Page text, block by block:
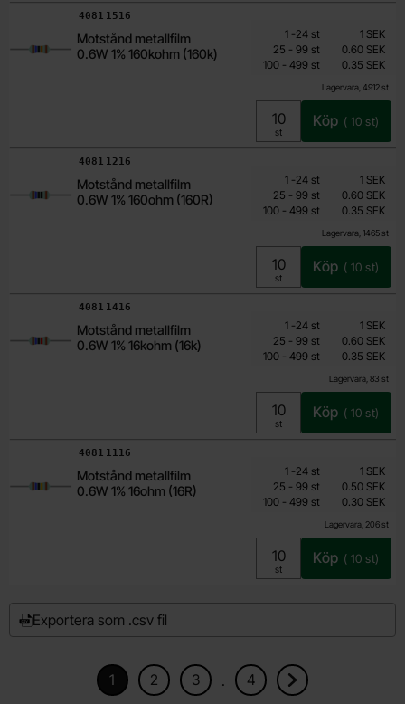
Motstånd metallfilm
0.6W 1% 160kohm (160k)
Art. nr
4081 1516
Lagervara, 4912 st
Från
0.15 SEK
Inklusive 25% moms
Enhet:
st
Köp ( 10 st)
Mängdrabatt
Pris /st
1 -till
24 st
1 SEK
25 - till
99 st
0.60 SEK
100 - till
499 st 0.35 SEK
Motstånd metallfilm
0.6W 1% 160ohm (160R)
Art. nr
4081 1216
Lagervara, 1465 st
Från
0.15 SEK
Inklusive 25% moms
Enhet:
st
Köp ( 10 st)
Mängdrabatt
Pris /st
1 -till
24 st
1 SEK
25 - till
99 st
0.60 SEK
100 - till
499 st 0.35 SEK
Motstånd metallfilm
0.6W 1% 16kohm (16k)
Art. nr
4081 1416
Lagervara, 83 st
Från
0.15 SEK
Inklusive 25% moms
Enhet:
st
Köp ( 10 st)
Mängdrabatt
Pris /st
1 -till
24 st
1 SEK
25 - till
99 st
0.60 SEK
100 - till
499 st 0.35 SEK
Motstånd metallfilm
0.6W 1% 16ohm (16R)
Art. nr
4081 1116
Lagervara, 206 st
Från
0.15 SEK
Inklusive 25% moms
Enhet:
st
Köp ( 10 st)
Mängdrabatt
Pris /st
1 -till
24 st
1 SEK
25 - till
99 st
0.50 SEK
100 - till
499 st 0.30 SEK
Exportera som .csv fil
Nuvarande sida, Sidan
1
Gå till sidan
2
Gå till sidan
3 .
Gå till sidan
4
Gå till nästa sida